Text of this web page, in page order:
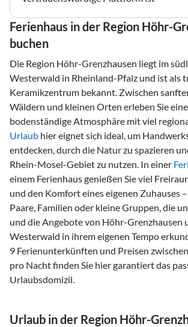
Ferienhaus in der Region Höhr-
buchen
Die Region Höhr-Grenzhausen liegt im
Westerwald in Rheinland-Pfalz und ist als
Keramikzentrum bekannt. Zwischen
Wäldern und kleinen Orten erleben Sie
bodenständige Atmosphäre mit viel
Urlaub hier eignet sich ideal, um
entdecken, durch die Natur zu spazieren
Rhein-Mosel-Gebiet zu nutzen. In einer
einem Ferienhaus genießen Sie viel
und den Komfort eines eigenen Zuhauses
Paare, Familien oder kleine Gruppen, die
und die Angebote von Höhr-Grenzhausen
Westerwald in ihrem eigenen Tempo
9 Ferienunterkünften und Preisen
pro Nacht finden Sie hier garantiert das
Urlaubsdomizil.
Urlaub in der Region Höhr-